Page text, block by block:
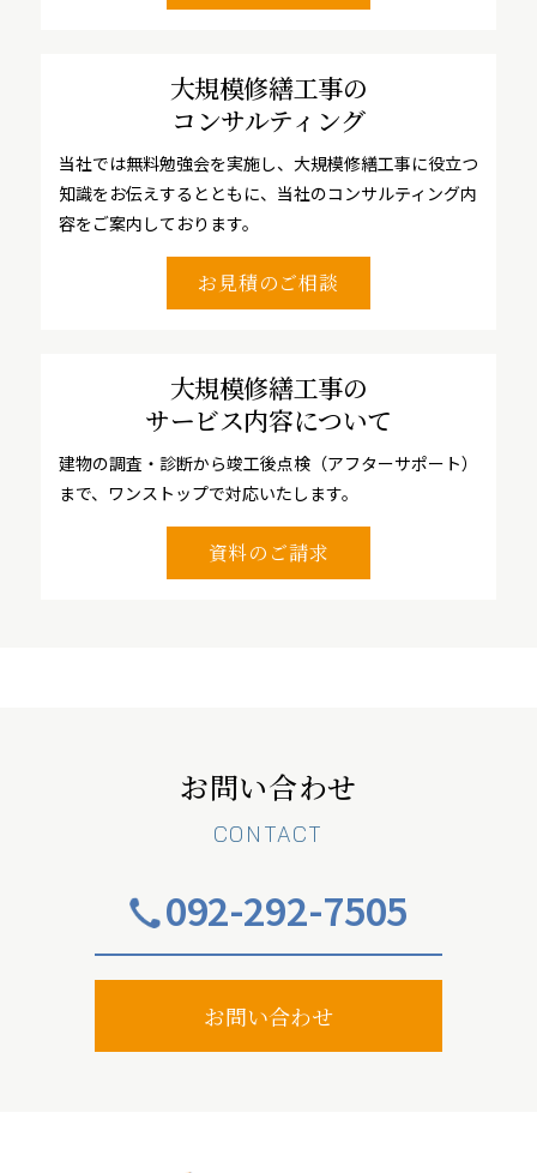
大規模修繕工事の
コンサルティング
当社では無料勉強会を実施し、大規模修繕工事に役立つ
知識をお伝えするとともに、当社のコンサルティング内
容をご案内しております。
お見積のご相談
大規模修繕工事の
サービス内容について
建物の調査・診断から竣工後点検（アフターサポート）
まで、ワンストップで対応いたします。
資料のご請求
お問い合わせ
CONTACT
092-292-7505
お問い合わせ